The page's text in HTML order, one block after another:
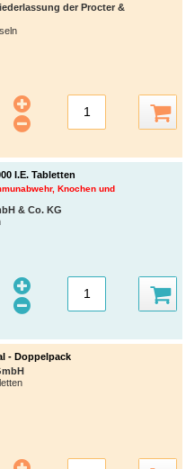
der Procter &
I.E. Tabletten
Knochen und
& Co. KG
- Doppelpack